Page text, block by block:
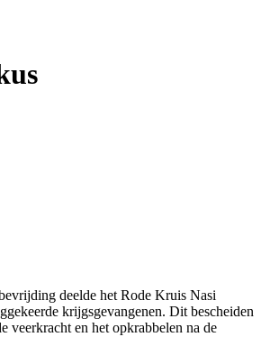
deelde het Rode Kruis Nasi
krijgsgevangenen. Dit bescheiden
veerkracht en het opkrabbelen na de